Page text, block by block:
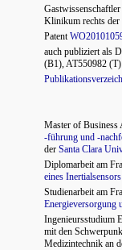
Klinikum rechts
Patent
auch publiziert als
(B1), AT550982 (T)
Master of
-führung und -
der Santa Clara
Diplomarbeit am
eines
Studienarbeit am
Energieversorgung
Ingenieursstudium
mit den
Medizintechnik an